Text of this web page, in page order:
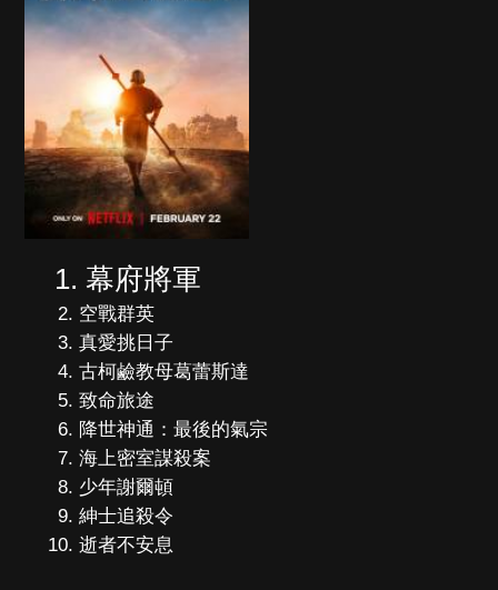
幕府將軍
空戰群英
真愛挑日子
古柯鹼教母葛蕾斯達
致命旅途
降世神通：最後的氣宗
海上密室謀殺案
少年謝爾頓
紳士追殺令
逝者不安息